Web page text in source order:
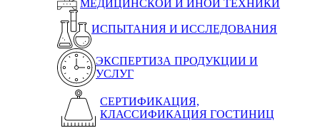
МЕДИЦИНСКОЙ И ИНОЙ ТЕХНИКИ
ИСПЫТАНИЯ И ИССЛЕДОВАНИЯ
ЭКСПЕРТИЗА ПРОДУКЦИИ И
УСЛУГ
СЕРТИФИКАЦИЯ,
КЛАССИФИКАЦИЯ ГОСТИНИЦ